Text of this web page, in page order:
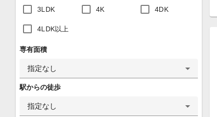
3LDK 4K 4DK
4LDK以上
専有面積
指定なし
駅からの徒歩
指定なし